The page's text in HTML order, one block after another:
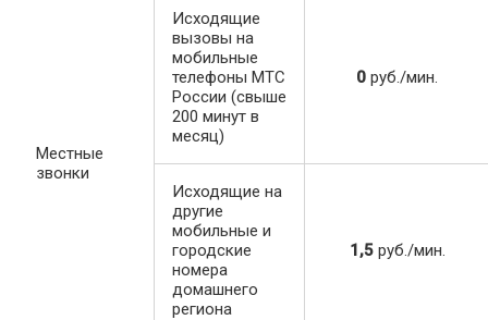
Местные
звонки
Исходящие
вызовы на
мобильные
телефоны МТС
России (свыше
200 минут в
месяц)
0 руб./мин.
Исходящие на
другие
мобильные и
городские
номера
домашнего
региона
1,5руб./мин.